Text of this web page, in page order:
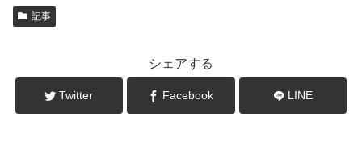
記事
シェアする
Twitter Facebook LINE